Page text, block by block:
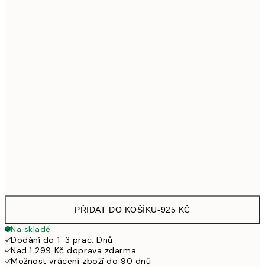
PŘIDAT DO KOŠÍKU-925 KČ
Na skladě
Dodání do 1-3 prac. Dnů
Nad 1 299 Kč doprava zdarma.
Možnost vrácení zboží do 90 dnů